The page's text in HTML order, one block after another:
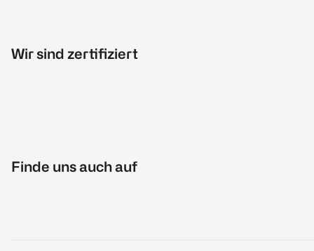
Wir sind zertifiziert
Finde uns auch auf